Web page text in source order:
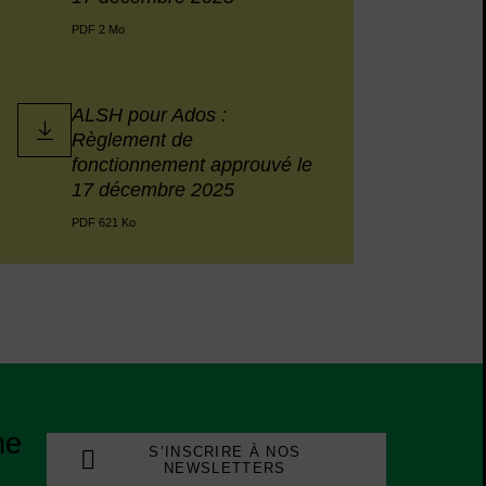
PDF 2 Mo
ALSH pour Ados :
Règlement de
fonctionnement approuvé le
17 décembre 2025
PDF 621 Ko
S’INSCRIRE À NOS
NEWSLETTERS